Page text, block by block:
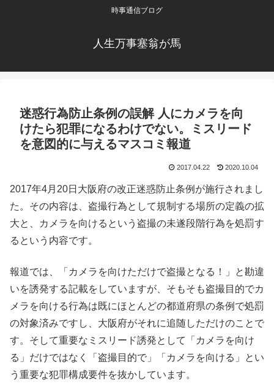
時事通信ブログ
人生万事塞翁が馬
迷惑行為防止条例の誤解 人にカメラを向
けたら犯罪になるわけでない。ミスリード
を意図的に与えるマスコミ報道
2017.04.22 2020.10.04
2017年4月20日大阪府の改正迷惑防止条例が施行されまし
た。その内容は、盗撮行為として規制する場所の定義の拡
大と、カメラを向けるという盗撮の未遂段階行為を処罰す
るという内容です。
報道では、「カメラを向けただけで盗撮となる！」と勘違
いを誘発する記載をしていますが、そもそも盗撮目的でカ
メラを向ける行為は既にほとんどの都道府県の条例で処罰
の対象済みですし、大阪府がそれに追随しただけのことで
す。そして重要なミスリード誘発として「カメラを向け
る」だけではなく「盗撮目的で」「カメラを向ける」とい
う重要な犯罪構成要件を抜かしています。